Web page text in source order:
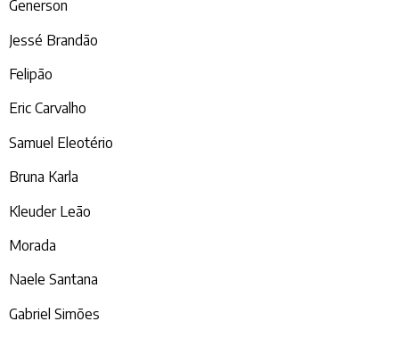
Generson
Jessé Brandão
Felipão
Eric Carvalho
Samuel Eleotério
Bruna Karla
Kleuder Leão
Morada
Naele Santana
Gabriel Simões